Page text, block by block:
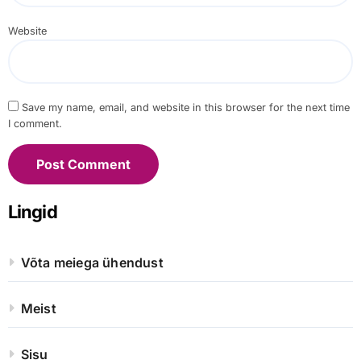
Website
Save my name, email, and website in this browser for the next time
I comment.
Lingid
Võta meiega ühendust
Meist
Sisu